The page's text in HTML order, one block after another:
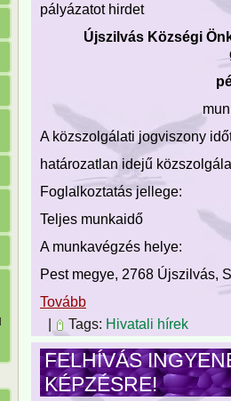
pályázatot hirdet
Újszilvás Községi
A közszolgálati jogviszony
határozatlan idejű
Foglalkoztatás jellege:
Teljes munkaidő
A munkavégzés helye:
Pest megye, 2768 Újszilvás,
Tovább
|
Tags: Hivatali hírek
FELHÍVÁS
KÉPZÉSRE!